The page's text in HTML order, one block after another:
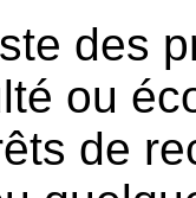
des
ou
de